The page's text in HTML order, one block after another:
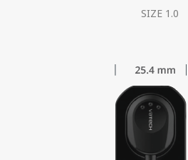
SIZE 1.0